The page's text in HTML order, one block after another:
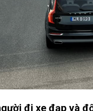
đi xe đạp và